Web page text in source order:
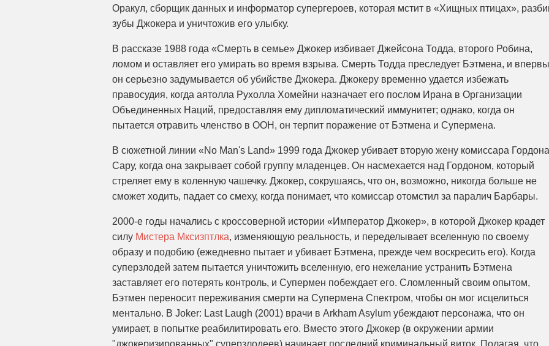
Оракул, сборщик данных и информатор супергероев, которая мстит в «Хищных птицах»,
зубы Джокера и уничтожив его улыбку.
В рассказе 1988 года «Смерть в семье» Джокер избивает Джейсона Тодда, второго Робина,
ломом и оставляет его умирать во время взрыва. Смерть Тодда преследует Бэтмена, и
он серьезно задумывается об убийстве Джокера. Джокеру временно удается избежать
правосудия, когда аятолла Рухолла Хомейни назначает его послом Ирана в Организации
Объединенных Наций, предоставляя ему дипломатический иммунитет; однако, когда он
пытается отравить членство в ООН, он терпит поражение от Бэтмена и Супермена.
В сюжетной линии «No Man's Land» 1999 года Джокер убивает вторую жену комиссара
Сару, когда она закрывает собой группу младенцев. Он насмехается над Гордоном, который
стреляет ему в коленную чашечку. Джокер, сокрушаясь, что он, возможно, никогда больше не
сможет ходить, падает со смеху, когда понимает, что комиссар отомстил за паралич Барбары.
2000-е годы начались с кроссоверной истории «Император Джокер», в которой Джокер крадет
силу Мистера Мксизптлка, изменяющую реальность, и переделывает вселенную по своему
образу и подобию (ежедневно пытает и убивает Бэтмена, прежде чем воскресить его). Когда
суперзлодей затем пытается уничтожить вселенную, его нежелание устранить Бэтмена
заставляет его потерять контроль, и Супермен побеждает его. Сломленный своим опытом,
Бэтмен переносит переживания смерти на Супермена Спектром, чтобы он мог исцелиться
ментально. В Joker: Last Laugh (2001) врачи в Arkham Asylum убеждают персонажа, что он
умирает, в попытке реабилитировать его. Вместо этого Джокер (в окружении армии
"джокеризированных" суперзлодеев) начинает последний криминальный виток. Полагая, что